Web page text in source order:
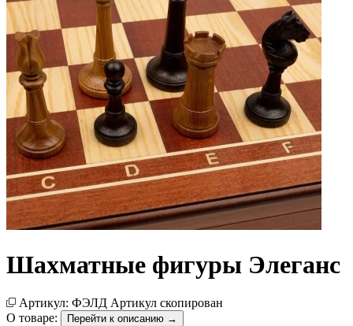
Шахматные фигуры Элеганс
Артикул: ФЭЛД Артикул скопирован
О товаре:
Перейти к описанию →